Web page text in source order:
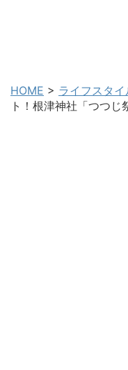
HOME > ライフスタイ
ト！根津神社「つつ